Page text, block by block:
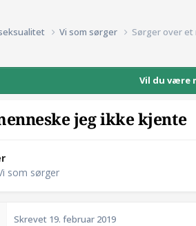
Vi som sørger Sørger over
Vil du være
jeg ikke kjente
som sørger
Skrevet 19. februar 2019